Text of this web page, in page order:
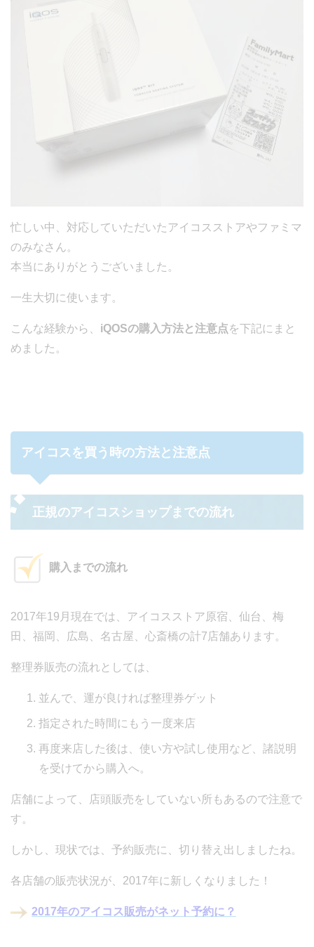
忙しい中、対応していただいたアイコスストアやファミマ
のみなさん。
本当にありがとうございました。
一生大切に使います。
こんな経験から、 iQOSの購入方法と注意点を下記にまと
めました。
アイコスを買う時の方法と注意点
正規のアイコスショップまでの流れ
購入までの流れ
2017年19月現在では、アイコスストア原宿、仙台、梅
田、福岡、広島、名古屋、心斎橋の計7店舗あります。
整理券販売の流れとしては、
並んで、運が良ければ整理券ゲット
指定された時間にもう一度来店
再度来店した後は、使い方や試し使用など、諸説明
を受けてから購入へ。
店舗によって、店頭販売をしていない所もあるので注意で
す。
しかし、現状では、予約販売に、切り替え出しましたね。
各店舗の販売状況が、2017年に新しくなりました！
2017年のアイコス販売がネット予約に？